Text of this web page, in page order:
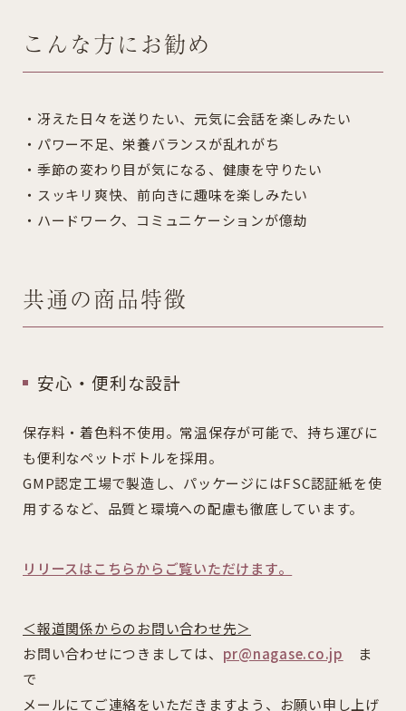
こんな方にお勧め
・冴えた日々を送りたい、元気に会話を楽しみたい
・パワー不足、栄養バランスが乱れがち
・季節の変わり目が気になる、健康を守りたい
・スッキリ爽快、前向きに趣味を楽しみたい
・ハードワーク、コミュニケーションが億劫
共通の商品特徴
安心・便利な設計
保存料・着色料不使用。常温保存が可能で、持ち運びに
も便利なペットボトルを採用。
GMP認定工場で製造し、パッケージにはFSC認証紙を使
用するなど、品質と環境への配慮も徹底しています。
リリースはこちらからご覧いただけます。
＜報道関係からのお問い合わせ先＞
お問い合わせにつきましては、 pr@nagase.co.jp ま
で
メールにてご連絡をいただきますよう、お願い申し上げ